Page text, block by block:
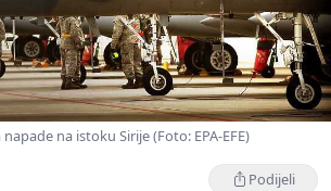
na istoku Sirije (Foto: EPA-EFE)
Podijeli